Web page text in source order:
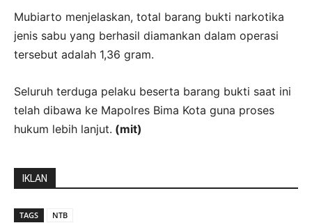
Mubiarto menjelaskan, total barang bukti narkotika
jenis sabu yang berhasil diamankan dalam operasi
tersebut adalah 1,36 gram.
Seluruh terduga pelaku beserta barang bukti saat ini
telah dibawa ke Mapolres Bima Kota guna proses
hukum lebih lanjut. (mit)
IKLAN
TAGS NTB